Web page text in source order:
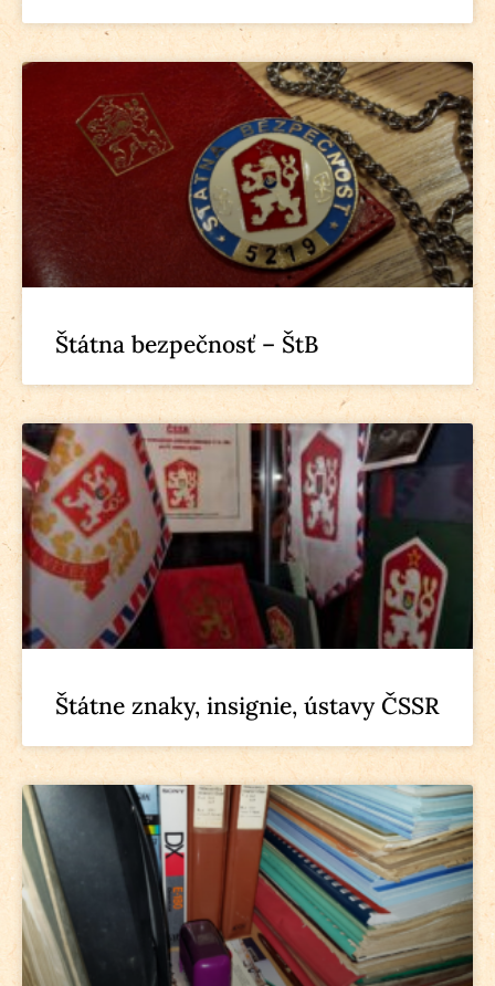
Štátna bezpečnosť – ŠtB
Štátne znaky, insignie, ústavy ČSSR